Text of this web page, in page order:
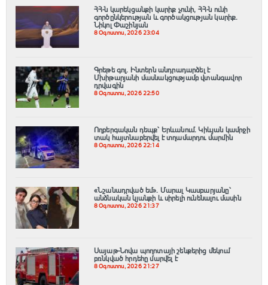
ՀՀ-ն կարեկցանքի կարիք չունի, ՀՀ-ն ունի
գործընկերության և գործակցության կարիք․
Նիկոլ Փաշինյան
8 Օգոստոս, 2026 23:04
Գրեթե գոլ. Ինտերն անդրադարձել է
Մխիթարյանի մասնակցությամբ վտանգավոր
դրվագին
8 Օգոստոս, 2026 22:50
Ողբերգական դեպք՝ Երևանում․ Կիևյան կամրջի
տակ հայտնաբերվել է տղամարդու մարմին
8 Օգոստոս, 2026 22:14
«Նշանադրված եմ». Մարալ Կասբարյանը՝
անձնական կյանքի և սիրելի ունենալու մասին
8 Օգոստոս, 2026 21:37
Սայաթ-Նովա պողոտայի շենքերից մեկում
բռնկված հրդեհը մարվել է
8 Օգոստոս, 2026 21:27